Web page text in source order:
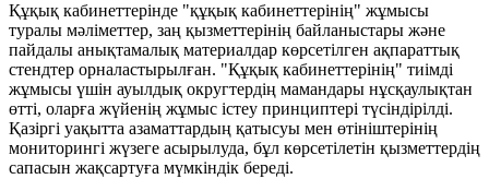
Құқық кабинеттерінде "құқық кабинеттерінің" жұмысы
туралы мәліметтер, заң қызметтерінің байланыстары және
пайдалы анықтамалық материалдар көрсетілген ақпараттық
стендтер орналастырылған. "Құқық кабинеттерінің" тиімді
жұмысы үшін ауылдық округтердің мамандары нұсқаулықтан
өтті, оларға жүйенің жұмыс істеу принциптері түсіндірілді.
Қазіргі уақытта азаматтардың қатысуы мен өтініштерінің
мониторингі жүзеге асырылуда, бұл көрсетілетін қызметтердің
сапасын жақсартуға мүмкіндік береді.